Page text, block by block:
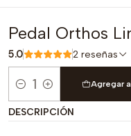
Pedal Orthos
5.0 2 reseñas
Cantidad
Agregar
DESCRIPCIÓN